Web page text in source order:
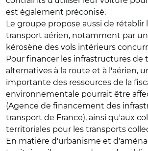
est également préconisé.
Le groupe propose aussi de rétablir
transport aérien, notamment par
kérosène des vols intérieurs
Pour financer les infrastructures de
alternatives à la route et à l'aérien,
importante des ressources de la
environnementale pourrait être
(Agence de financement des
transport de France), ainsi qu'aux
territoriales pour les transports
En matière d'urbanisme et